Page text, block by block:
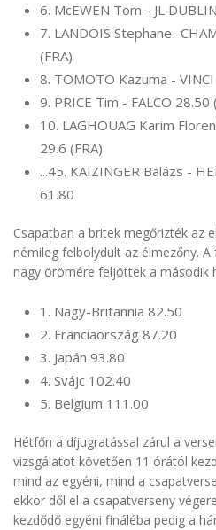
6. McEWEN Tom - JL
7. LANDOIS Stephane -
(FRA)
8. TOMOTO Kazuma -
9. PRICE Tim - FALCO 28.50
10. LAGHOUAG Karim
29.6 (FRA)
...45. KAIZINGER Balázs -
61.80
Csapatban a britek megőrizték az
némileg felbolydult az élmezőny.
nagy örömére feljöttek a második
1. Nagy-Britannia 82.50
2. Franciaország 87.20
3. Japán 93.80
4. Svájc 102.40
5. Belgium 111.00
Hétfőn a díjugratással zárul a
vizsgálatot követően 11 órától
mind az egyéni, mind a
ekkor dől el a csapatverseny
kezdődő egyéni fináléba pedig a